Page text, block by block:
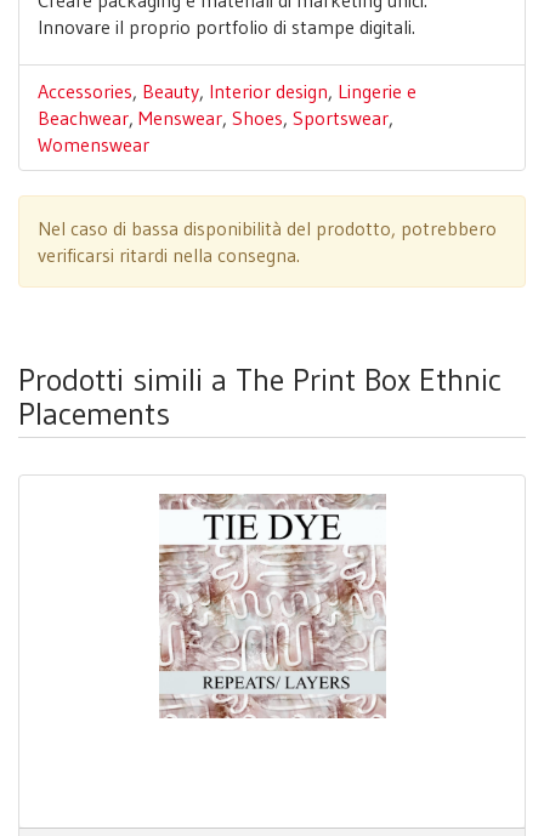
Innovare il proprio portfolio di stampe digitali.
Accessories, Beauty, Interior design, Lingerie e
Beachwear, Menswear, Shoes, Sportswear,
Womenswear
Nel caso di bassa disponibilità del prodotto, potrebbero
verificarsi ritardi nella consegna.
Prodotti simili a The Print Box Ethnic
Placements